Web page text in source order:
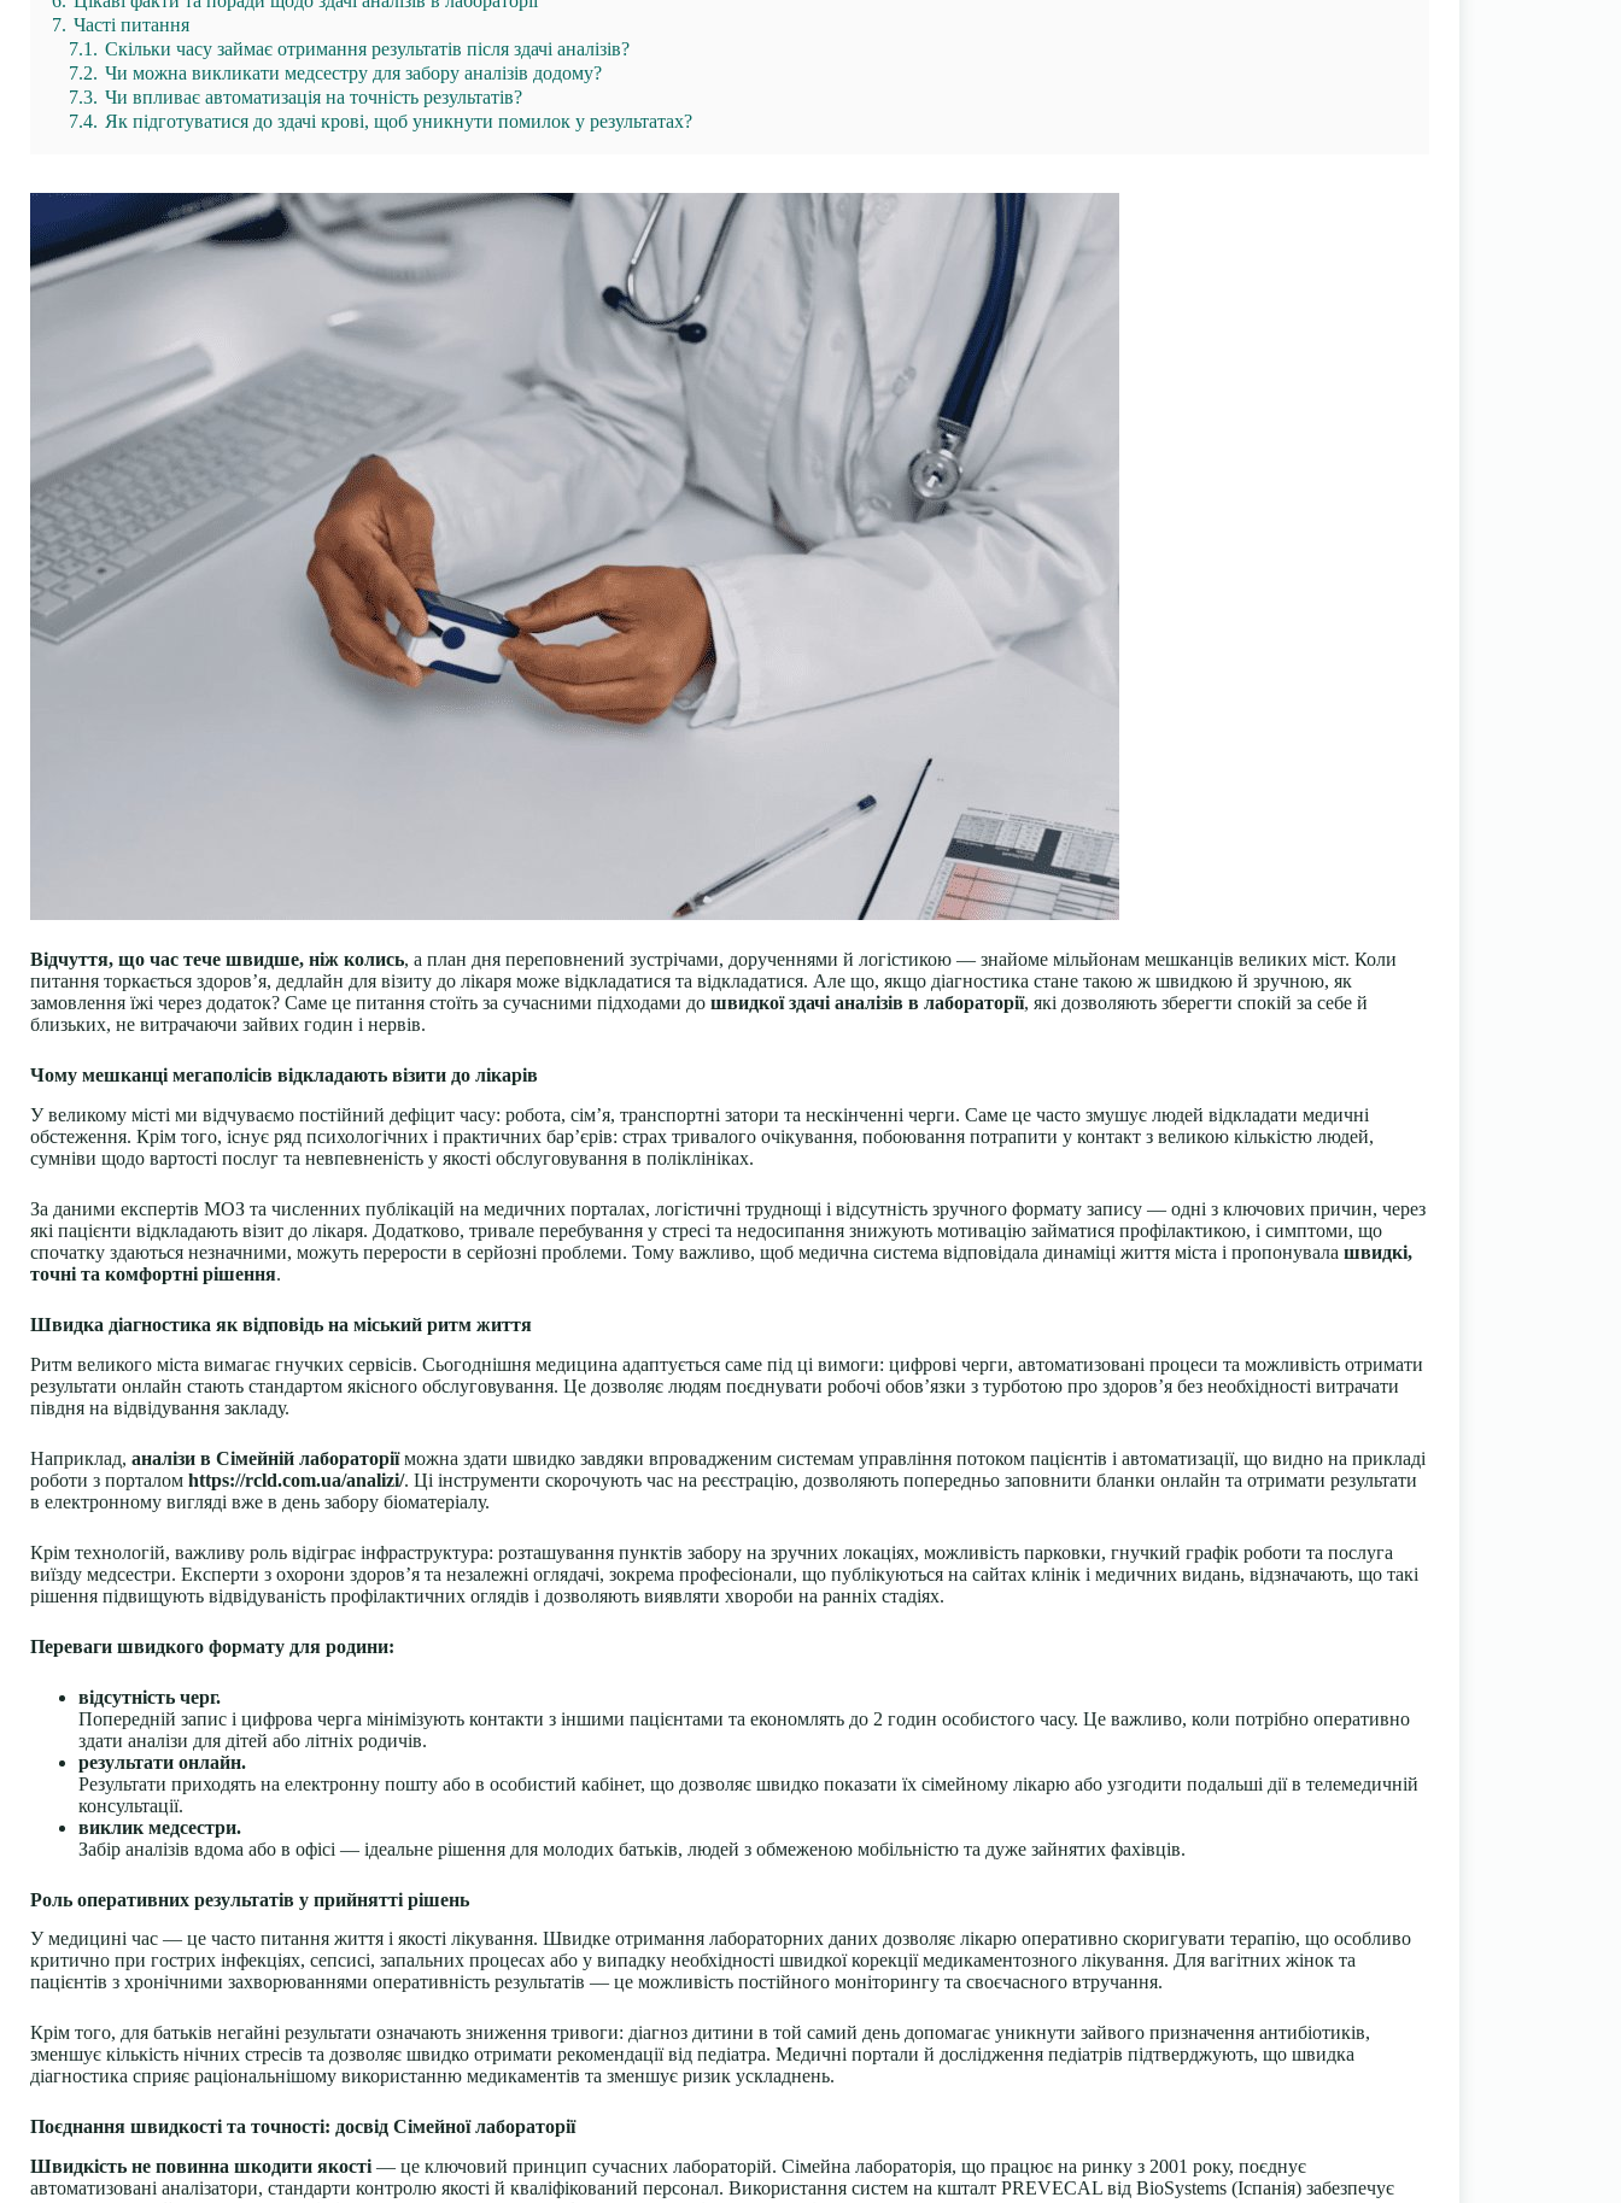
7. Часті питання
7.1. Скільки часу займає отримання результатів після здачі аналізів?
7.2. Чи можна викликати медсестру для забору аналізів додому?
7.3. Чи впливає автоматизація на точність результатів?
7.4. Як підготуватися до здачі крові, щоб уникнути помилок у результатах?
Відчуття, що час тече швидше, ніж колись, а план дня переповнений зустрічами, дорученнями й логістикою — знайоме мільйонам мешканців великих міст. Коли
питання торкається здоров’я, дедлайн для візиту до лікаря може відкладатися та відкладатися. Але що, якщо діагностика стане такою ж швидкою й зручною, як
замовлення їжі через додаток? Саме це питання стоїть за сучасними підходами до швидкої здачі аналізів в лабораторії, які дозволяють зберегти спокій за себе й
близьких, не витрачаючи зайвих годин і нервів.
Чому мешканці мегаполісів відкладають візити до лікарів
У великому місті ми відчуваємо постійний дефіцит часу: робота, сім’я, транспортні затори та нескінченні черги. Саме це часто змушує людей відкладати медичні
обстеження. Крім того, існує ряд психологічних і практичних бар’єрів: страх тривалого очікування, побоювання потрапити у контакт з великою кількістю людей,
сумніви щодо вартості послуг та невпевненість у якості обслуговування в поліклініках.
За даними експертів МОЗ та численних публікацій на медичних порталах, логістичні труднощі і відсутність зручного формату запису — одні з ключових причин, через
які пацієнти відкладають візит до лікаря. Додатково, тривале перебування у стресі та недосипання знижують мотивацію займатися профілактикою, і симптоми, що
спочатку здаються незначними, можуть перерости в серйозні проблеми. Тому важливо, щоб медична система відповідала динаміці життя міста і пропонувала швидкі,
точні та комфортні рішення.
Швидка діагностика як відповідь на міський ритм життя
Ритм великого міста вимагає гнучких сервісів. Сьогоднішня медицина адаптується саме під ці вимоги: цифрові черги, автоматизовані процеси та можливість отримати
результати онлайн стають стандартом якісного обслуговування. Це дозволяє людям поєднувати робочі обов’язки з турботою про здоров’я без необхідності витрачати
півдня на відвідування закладу.
Наприклад, аналізи в Сімейній лабораторіїможна здати швидко завдяки впровадженим системам управління потоком пацієнтів і автоматизації, що видно на прикладі
роботи з порталом https://rcld.com.ua/analizi/. Ці інструменти скорочують час на реєстрацію, дозволяють попередньо заповнити бланки онлайн та отримати результати
в електронному вигляді вже в день забору біоматеріалу.
Крім технологій, важливу роль відіграє інфраструктура: розташування пунктів забору на зручних локаціях, можливість парковки, гнучкий графік роботи та послуга
виїзду медсестри. Експерти з охорони здоров’я та незалежні оглядачі, зокрема професіонали, що публікуються на сайтах клінік і медичних видань, відзначають, що такі
рішення підвищують відвідуваність профілактичних оглядів і дозволяють виявляти хвороби на ранніх стадіях.
Переваги швидкого формату для родини:
відсутність черг.
Попередній запис і цифрова черга мінімізують контакти з іншими пацієнтами та економлять до 2 годин особистого часу. Це важливо, коли потрібно оперативно
здати аналізи для дітей або літніх родичів.
результати онлайн.
Результати приходять на електронну пошту або в особистий кабінет, що дозволяє швидко показати їх сімейному лікарю або узгодити подальші дії в телемедичній
консультації.
виклик медсестри.
Забір аналізів вдома або в офісі — ідеальне рішення для молодих батьків, людей з обмеженою мобільністю та дуже зайнятих фахівців.
Роль оперативних результатів у прийнятті рішень
У медицині час — це часто питання життя і якості лікування. Швидке отримання лабораторних даних дозволяє лікарю оперативно скоригувати терапію, що особливо
критично при гострих інфекціях, сепсисі, запальних процесах або у випадку необхідності швидкої корекції медикаментозного лікування. Для вагітних жінок та
пацієнтів з хронічними захворюваннями оперативність результатів — це можливість постійного моніторингу та своєчасного втручання.
Крім того, для батьків негайні результати означають зниження тривоги: діагноз дитини в той самий день допомагає уникнути зайвого призначення антибіотиків,
зменшує кількість нічних стресів та дозволяє швидко отримати рекомендації від педіатра. Медичні портали й дослідження педіатрів підтверджують, що швидка
діагностика сприяє раціональнішому використанню медикаментів та зменшує ризик ускладнень.
Поєднання швидкості та точності: досвід Сімейної лабораторії
Швидкість не повинна шкодити якості — це ключовий принцип сучасних лабораторій. Сімейна лабораторія, що працює на ринку з 2001 року, поєднує
автоматизовані аналізатори, стандарти контролю якості й кваліфікований персонал. Використання систем на кшталт PREVECAL від BioSystems (Іспанія) забезпечує